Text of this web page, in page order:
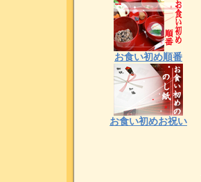
お食い初め順番
お食い初めお祝い